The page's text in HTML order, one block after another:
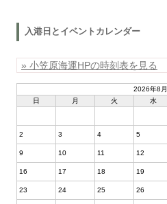
入港日とイベントカレンダー
» 小笠原海運HPの時刻表を見る
2026年8月
日
月 火 水
2 3 4 5
9 10 11 12
16 17 18 19
23 24 25 26